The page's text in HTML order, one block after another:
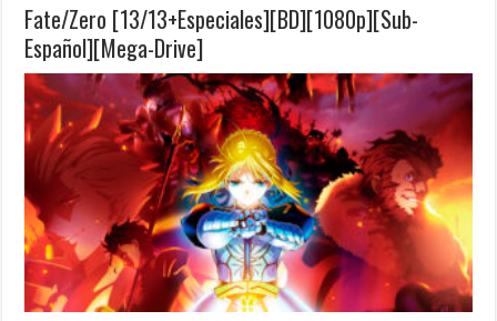
Fate/Zero [13/13+Especiales][BD][1080p][Sub-
Español][Mega-Drive]